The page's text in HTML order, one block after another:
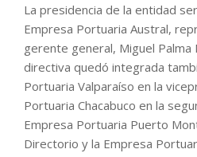
La presidencia de la entidad
Empresa Portuaria Austral,
gerente general, Miguel Palma
directiva quedó integrada
Portuaria Valparaíso en la
Portuaria Chacabuco en la
Empresa Portuaria Puerto
Directorio y la Empresa